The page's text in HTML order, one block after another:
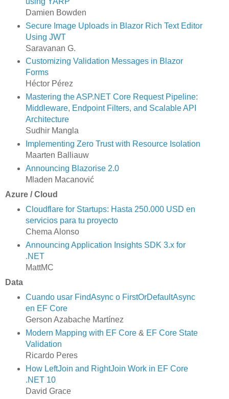
Damien Bowden
Secure Image Uploads in Blazor Rich Text Editor
Using JWT
Saravanan G.
Customizing Validation Messages in Blazor
Forms
Héctor Pérez
Mastering the ASP.NET Core Request Pipeline:
Middleware, Endpoint Filters, and Scalable API
Architecture
Sudhir Mangla
Implementing Zero Trust with Resource Isolation
Maarten Balliauw
Announcing Blazorise 2.0
Mladen Macanović
Azure / Cloud
Cloudflare for Startups: Hasta 250.000 USD en
servicios para tu proyecto
Chema Alonso
Announcing Application Insights SDK 3.x for
.NET
MattMC
Data
Cuando usar FindAsync o FirstOrDefaultAsync
en EF Core
Gerson Azabache Martínez
Modern Mapping with EF Core& EF Core State
Validation
Ricardo Peres
How LeftJoin and RightJoin Work in EF Core
.NET 10
David Grace